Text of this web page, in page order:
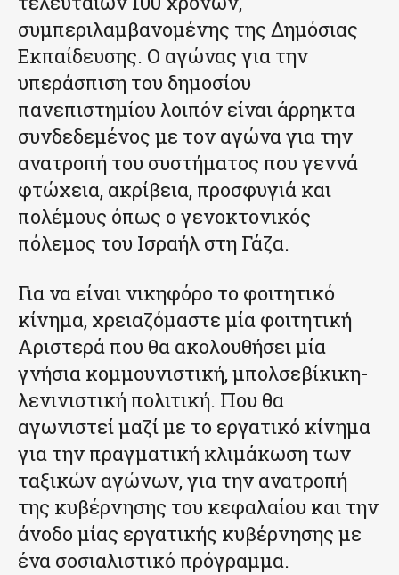
συμπεριλαμβανομένης της Δημόσιας
Εκπαίδευσης. Ο αγώνας για την
υπεράσπιση του δημοσίου
πανεπιστημίου λοιπόν είναι άρρηκτα
συνδεδεμένος με τον αγώνα για την
ανατροπή του συστήματος που γεννά
φτώχεια, ακρίβεια, προσφυγιά και
πολέμους όπως ο γενοκτονικός
πόλεμος του Ισραήλ στη Γάζα.
Για να είναι νικηφόρο το φοιτητικό
κίνημα, χρειαζόμαστε μία φοιτητική
Αριστερά που θα ακολουθήσει μία
γνήσια κομμουνιστική, μπολσεβίκικη-
λενινιστική πολιτική. Που θα
αγωνιστεί μαζί με το εργατικό κίνημα
για την πραγματική κλιμάκωση των
ταξικών αγώνων, για την ανατροπή
της κυβέρνησης του κεφαλαίου και την
άνοδο μίας εργατικής κυβέρνησης με
ένα σοσιαλιστικό πρόγραμμα.